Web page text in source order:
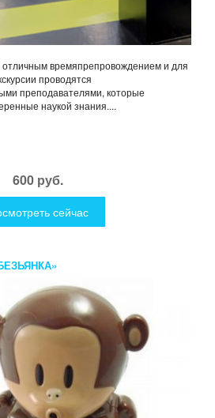
времяпрепровождением и для
проводятся
преподавателями, которые
наукой знания....
600 руб.
сейчас